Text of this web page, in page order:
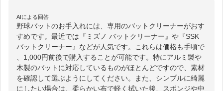
AIによる回答
野球バットのお手入れには、専用のバットクリーナーがおす
すめです。最近では『ミズノ バットクリーナー』や『SSK
バットクリーナー』などが人気です。これらは価格も手頃で
、1,000円前後で購入することが可能です。特にアルミ製や
木製のバットに対応しているものがほとんどですので、素材
を確認して選ぶようにしてください。また、シンプルに綺麗
にしたい場合は、柔らかい布で軽く拭いた後、スポンジや中